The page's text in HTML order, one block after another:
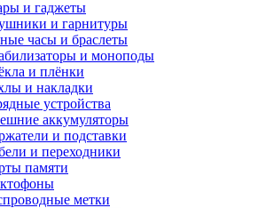
и гаджеты
и гарнитуры
часы и браслеты
и моноподы
и плёнки
и накладки
устройства
аккумуляторы
и подставки
и переходники
памяти
метки